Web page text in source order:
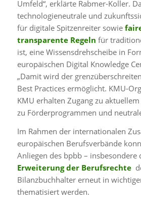
Umfeld“, erklärte Rabmer-Koller.
technologieneutrale und
für digitale Spitzenreiter sowie
transparente Regeln für
ist, eine Wissensdrehscheibe in
europäischen Digital Knowledge
„Damit wird der
Best Practices ermöglicht. KMU-
KMU erhalten Zugang zu
zu Förderprogrammen und
Im Rahmen der internationalen
europäischen Berufsverbände
Anliegen des bpbb – insbesondere
Erweiterung der Berufsrechte
Bilanzbuchhalter erneut in
thematisiert werden.